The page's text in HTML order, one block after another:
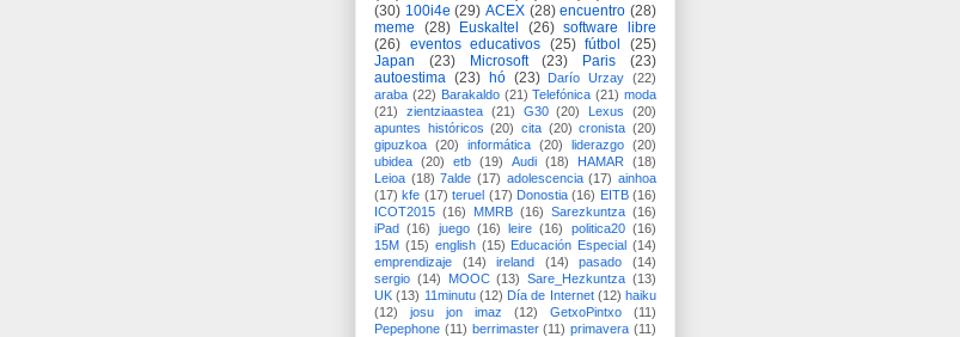
(30) 100i4e (29) ACEX (28) encuentro (28)
meme
(28) Euskaltel (26) software libre
(26) eventos educativos (25) fútbol
(25)
Japan
(23) Microsoft (23) Paris
(23)
autoestima (23) hó (23) Darío Urzay (22)
araba (22) Barakaldo (21) Telefónica (21) moda
(21)
zientziaastea (21) G30 (20) Lexus
(20)
apuntes históricos (20) cita (20) cronista (20)
gipuzkoa (20) informática (20) liderazgo (20)
ubidea (20) etb (19) Audi (18) HAMAR
(18)
Leioa (18) 7alde (17) adolescencia (17) ainhoa
(17) kfe (17) teruel (17) Donostia (16) EITB (16)
ICOT2015 (16) MMRB (16) Sarezkuntza (16)
iPad (16) juego (16) leire (16) politica20 (16)
15M (15) english (15) Educación Especial (14)
emprendizaje
(14) ireland (14) pasado
(14)
sergio (14) MOOC (13) Sare_Hezkuntza (13)
UK (13) 11minutu (12) Día de Internet (12) haiku
(12)
josu jon imaz (12) GetxoPintxo
(11)
Pepephone (11) berrimaster (11) primavera (11)